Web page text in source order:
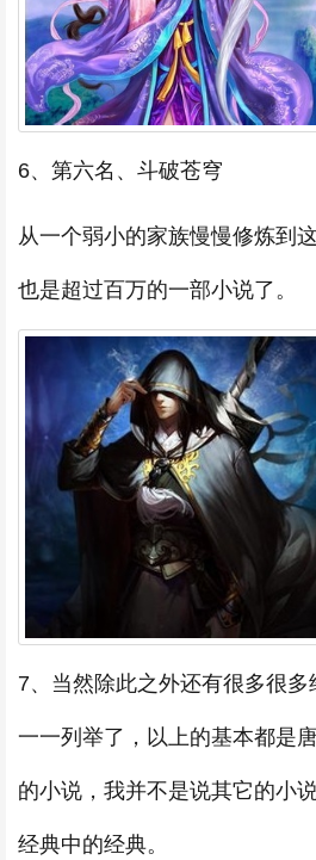
6、第六名、斗破苍穹
从一个弱小的家族慢慢修炼到
也是超过百万的一部小说了。
7、当然除此之外还有很多很
一一列举了，以上的基本都是
的小说，我并不是说其它的小
经典中的经典。